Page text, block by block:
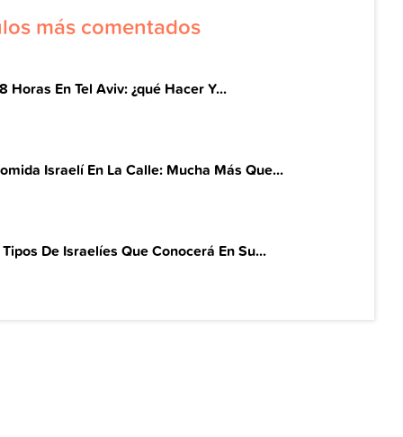
más comentados
Horas En Tel Aviv: ¿qué Hacer Y...
Israelí En La Calle: Mucha Más Que...
De Israelíes Que Conocerá En Su...